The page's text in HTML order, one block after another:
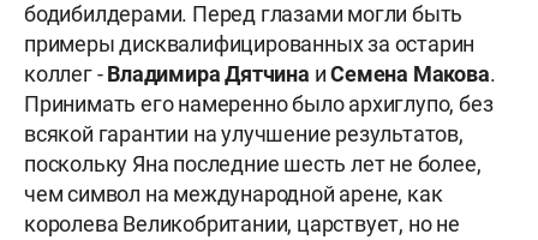
бодибилдерами. Перед глазами могли быть
примеры дисквалифицированных за остарин
коллег -Владимира Дятчина иСемена Макова.
Принимать его намеренно было архиглупо, без
всякой гарантии на улучшение результатов,
поскольку Яна последние шесть лет не более,
чем символ на международной арене, как
королева Великобритании, царствует, но не